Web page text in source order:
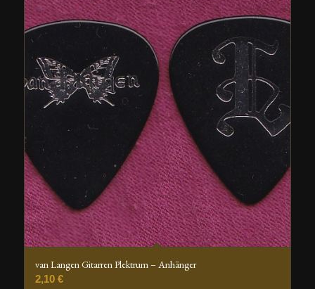
van Langen Gitarren Plektrum – Anhänger
2,10 €